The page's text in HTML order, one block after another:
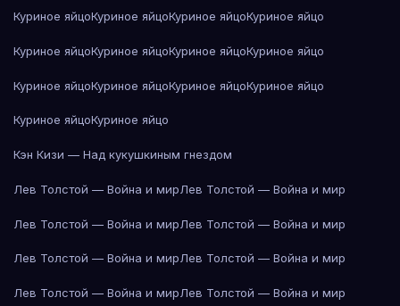
Куриное яйцоКуриное яйцоКуриное яйцоКуриное яйцо
Куриное яйцоКуриное яйцоКуриное яйцоКуриное яйцо
Куриное яйцоКуриное яйцоКуриное яйцоКуриное яйцо
Куриное яйцоКуриное яйцо
Кэн Кизи — Над кукушкиным гнездом
Лев Толстой — Война и мирЛев Толстой — Война и мир
Лев Толстой — Война и мирЛев Толстой — Война и мир
Лев Толстой — Война и мирЛев Толстой — Война и мир
Лев Толстой — Война и мирЛев Толстой — Война и мир